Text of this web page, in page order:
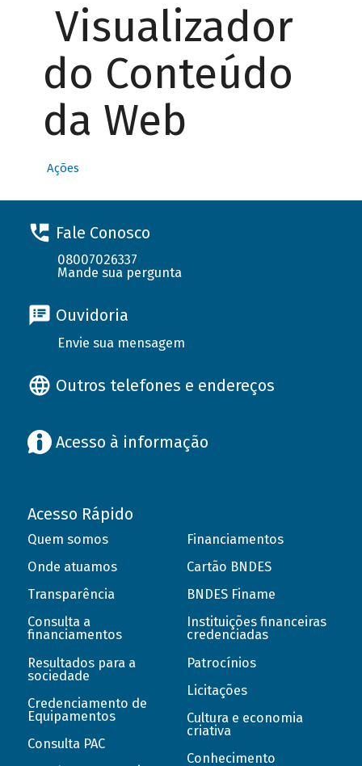
Visualizador
do Conteúdo
da Web
Ações
Fale Conosco
08007026337
Mande sua pergunta
Ouvidoria
Envie sua mensagem
Outros telefones e endereços
Acesso à informação
Acesso Rápido
Quem somos
Onde atuamos
Transparência
Consulta a
financiamentos
Resultados para a
sociedade
Credenciamento de
Equipamentos
Consulta PAC
Financiamentos
Cartão BNDES
BNDES Finame
Instituições financeiras
credenciadas
Patrocínios
Licitações
Cultura e economia
criativa
Conhecimento